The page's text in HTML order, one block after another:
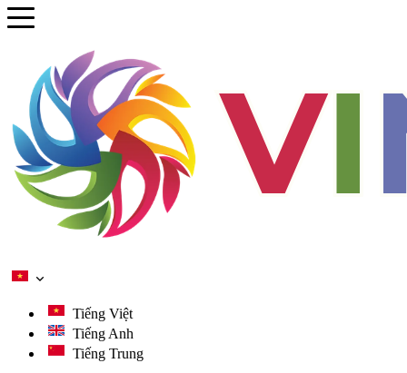
menu
Tiếng Việt
Tiếng Anh
Tiếng Trung